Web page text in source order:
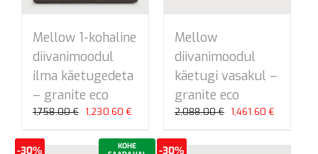
Mellow 1-kohaline
diivanimoodul
ilma käetugedeta
– granite eco
1,758.00€ Algne
1,758.00 €.
1,230.60€
on:
1,230.60 €.
Mellow
diivanimoodul
käetugi vasakul –
granite eco
2,088.00€ Algne
1,461.60 €
-30%
KOHE
-30%